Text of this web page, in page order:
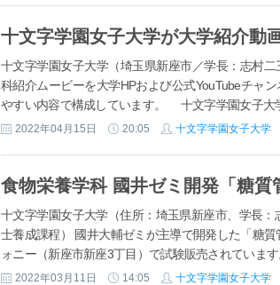
十文字学園女子大学（埼玉県新座市／学長：志村
科紹介ムービーを大学HPおよび公式YouTubeチャ
やすい内容で構成しています。 十文字学園女子大
2022年04月15日 20:05 十文字学園女子大学
食物栄養学科 國井ゼミ開発「糖
十文字学園女子大学（住所：埼玉県新座市、学長
士養成課程） 國井大輔ゼミが主導で開発した「糖
ォニー（新座市新座3丁目）で試験販売されています
2022年03月11日 14:05 十文字学園女子大学